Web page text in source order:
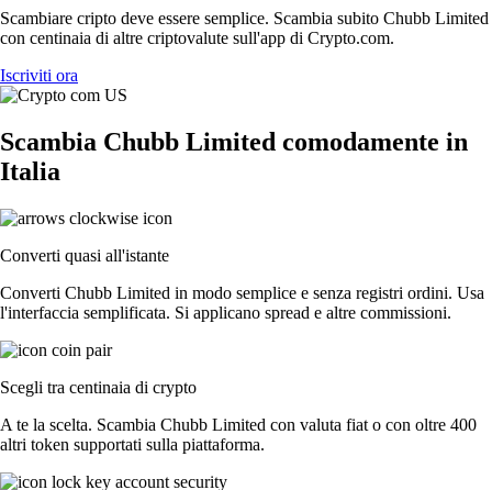
Scambiare cripto deve essere semplice. Scambia subito Chubb Limited
con centinaia di altre criptovalute sull'app di Crypto.com.
Iscriviti ora
Scambia Chubb Limited comodamente in
Italia
Converti quasi all'istante
Converti Chubb Limited in modo semplice e senza registri ordini. Usa
l'interfaccia semplificata. Si applicano spread e altre commissioni.
Scegli tra centinaia di crypto
A te la scelta. Scambia Chubb Limited con valuta fiat o con oltre 400
altri token supportati sulla piattaforma.